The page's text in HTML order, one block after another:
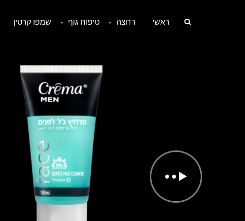
ראשי רחצה טיפוח גוף שמפו קרטין